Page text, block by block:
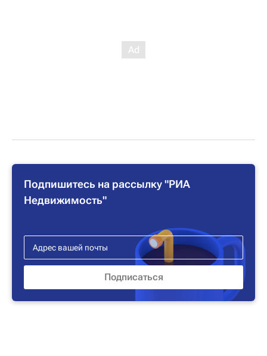
Подпишитесь на рассылку "РИА
Недвижимость"